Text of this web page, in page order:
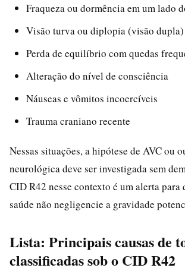
Fraqueza ou dormência em um lado
Visão turva ou diplopia (visão dupla)
Perda de equilíbrio com quedas
Alteração do nível de consciência
Náuseas e vômitos incoercíveis
Trauma craniano recente
Nessas situações, a hipótese de AVC ou
neurológica deve ser investigada sem
CID R42 nesse contexto é um alerta para
saúde não negligencie a gravidade
Lista: Principais causas de
classificadas sob o CID R42